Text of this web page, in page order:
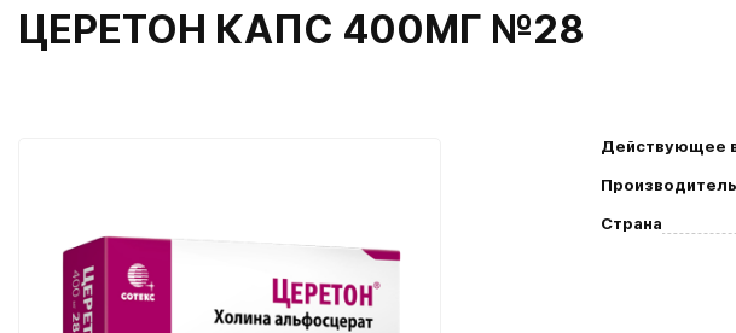
ЦЕРЕТОН КАПС 400МГ №28
Действующее
Производитель
Страна